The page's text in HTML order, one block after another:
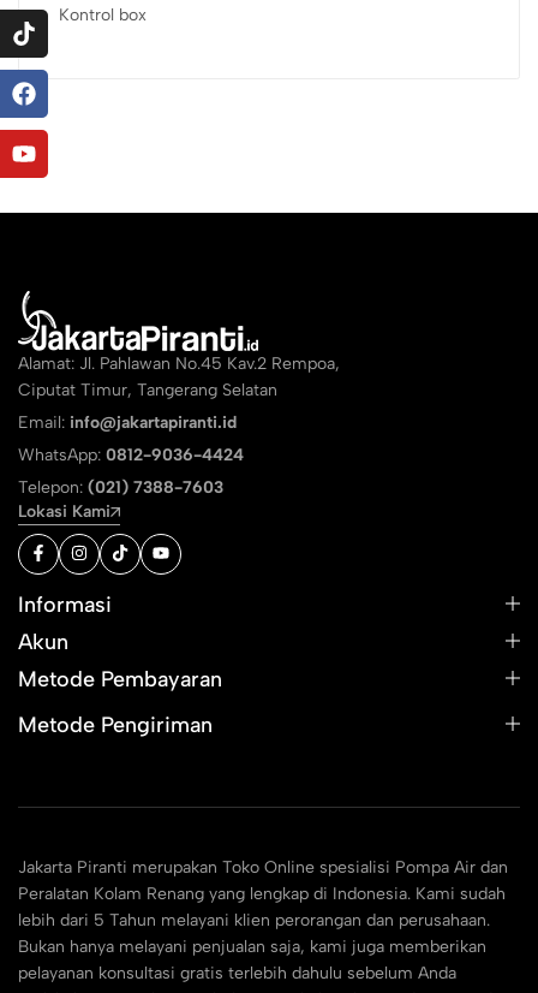
Kontrol box
Alamat: Jl. Pahlawan No.45 Kav.2 Rempoa,
Ciputat Timur, Tangerang Selatan
Email: info@jakartapiranti.id
WhatsApp: 0812-9036-4424
Telepon: (021) 7388-7603
Lokasi Kami
Informasi
Akun
Metode Pembayaran
Metode Pengiriman
Jakarta Piranti merupakan Toko Online spesialisi Pompa Air dan
Peralatan Kolam Renang yang lengkap di Indonesia. Kami sudah
lebih dari 5 Tahun melayani klien perorangan dan perusahaan.
Bukan hanya melayani penjualan saja, kami juga memberikan
pelayanan konsultasi gratis terlebih dahulu sebelum Anda